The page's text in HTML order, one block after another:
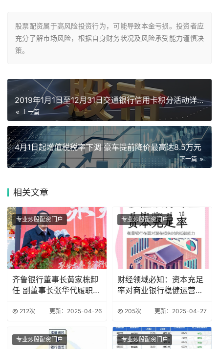
股票配资属于高风险投资行为，可能导致本金亏损。投资者应
充分了解市场风险，根据自身财务状况及风险承受能力谨慎决
策。
2019年1月1日至12月31日交通银行信用卡积分活动详情
上一篇
4月1日起增值税税率下调 豪车提前降价最高达8.5万元
下一篇
相关文章
专业炒股配资门户
齐鲁银行董事长黄家栋卸
任 副董事长张华代履职
212次 更新：2025-04-26
专业炒股配资门户
财经领域必知：资本充足
率对商业银行稳健运营的
205次 更新：2025-04-27
专业炒股配资门户 专业炒股配资门户